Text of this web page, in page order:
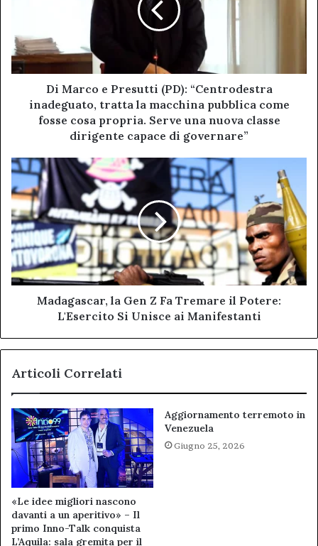
inadeguato,
tratta
la
macchina
pubblica
propria.
Serve
una
nuova
classe
dirigente
capace
di
governare”
Di Marco e Presutti (PD): “Centrodestra
inadeguato, tratta la macchina pubblica come
fosse cosa propria. Serve una nuova classe
dirigente capace di governare”
Madagascar,
la
Gen
Z
Fa
Tremare
il
Potere:
L'Esercito
Manifestanti
Madagascar, la Gen Z Fa Tremare il Potere:
L'Esercito Si Unisce ai Manifestanti
Articoli Correlati
«Le idee migliori nascono
davanti a un aperitivo» – Il
primo Inno-Talk conquista
L’Aquila: sala gremita per il
Aggiornamento terremoto in
Venezuela
Giugno 25, 2026